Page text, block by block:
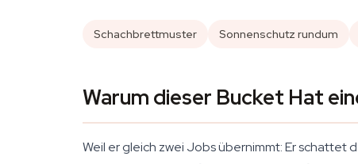
Schachbrettmuster Sonnenschutz rundum
Warum dieser Bucket Hat
Weil er gleich zwei Jobs übernimmt: Er